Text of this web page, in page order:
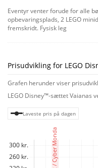
Eventyr venter forude for alle
opbevaringsplads, 2 LEGO
fremskridt. Fysisk leg
kreativitet. Den kan leges
Prisudvikling for LEGO
Grafen herunder viser
LEGO Disney™-sættet Vaianas
Laveste pris på dagen